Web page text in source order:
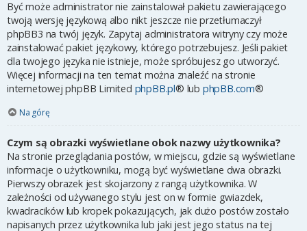
Być może administrator nie zainstalował pakietu zawierającego
twoją wersję językową albo nikt jeszcze nie przetłumaczył
phpBB3 na twój język. Zapytaj administratora witryny czy może
zainstalować pakiet językowy, którego potrzebujesz. Jeśli pakiet
dla twojego języka nie istnieje, może spróbujesz go utworzyć.
Więcej informacji na ten temat można znaleźć na stronie
internetowej phpBB Limited phpBB.pl® lub phpBB.com®
Na górę
Czym są obrazki wyświetlane obok nazwy użytkownika?
Na stronie przeglądania postów, w miejscu, gdzie są wyświetlane
informacje o użytkowniku, mogą być wyświetlane dwa obrazki.
Pierwszy obrazek jest skojarzony z rangą użytkownika. W
zależności od używanego stylu jest on w formie gwiazdek,
kwadracików lub kropek pokazujących, jak dużo postów zostało
napisanych przez użytkownika lub jaki jest jego status na tej